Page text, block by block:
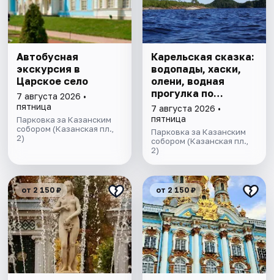
Автобусная
экскурсия в
Царское село
7 августа 2026 •
пятница
Парковка за Казанским
собором (Казанская пл.,
2)
Карельская сказка:
водопады, хаски,
олени, водная
прогулка по
Ладожским шхерам
на катере,
знакомство с
лютеранской
кирхой.
7 августа 2026 •
пятница
Парковка за Казанским
собором (Казанская пл.,
2)
от 2 150 ₽ от 2 150 ₽